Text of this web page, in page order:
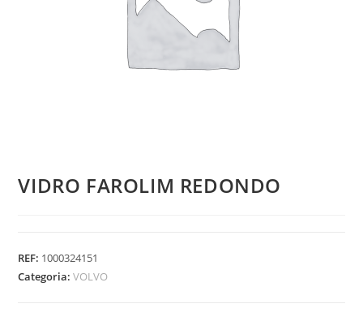
VIDRO FAROLIM REDONDO
REF: 1000324151
Categoria:VOLVO